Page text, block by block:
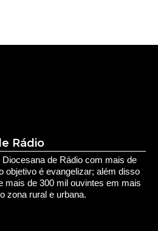
Rádio
de Rádio com mais de
objetivo é evangelizar; além disso
mais de 300 mil ouvintes em mais
zona rural e urbana.